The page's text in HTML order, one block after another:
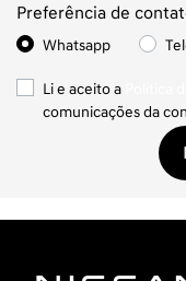
Preferência de
Whatsapp
Li e aceito a
comunicações da